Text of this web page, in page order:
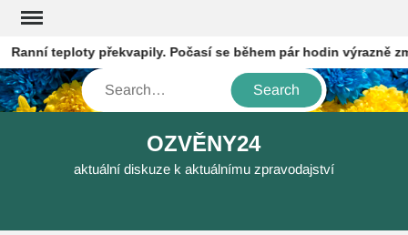
Skip
content
teploty překvapily. Počasí se během pár hodin výrazně změní
Search
OZVĚNY24
aktuální diskuze k aktuálnímu zpravodajství